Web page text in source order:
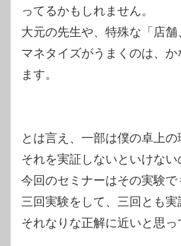
ってるかもしれません。
大元の先生や、特殊な「店舗
マネタイズがうまくのは、
ます。
とは言え、一部は僕の卓上の
それを実証しないといけない
今回のセミナーはその実験で
三回実験をして、三回とも実
それなりな正解に近いと思っ